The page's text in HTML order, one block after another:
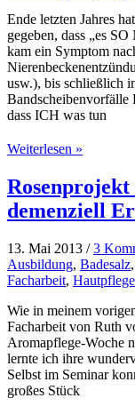
Ende letzten Jahres
gegeben, dass „es
kam ein Symptom
usw.), bis schließlich
Bandscheibenvorfälle
dass ICH was tun
Ätherische
&
Sport
Weiterlesen »
demenziell
13. Mai 2013 /3
Ausbildung, Badesalz,
Facharbeit, Hautpflege
Wie in meinem
Facharbeit von Ruth
Aromapflege-Woche
lernte ich ihre
Selbst im Seminar
großes Stück